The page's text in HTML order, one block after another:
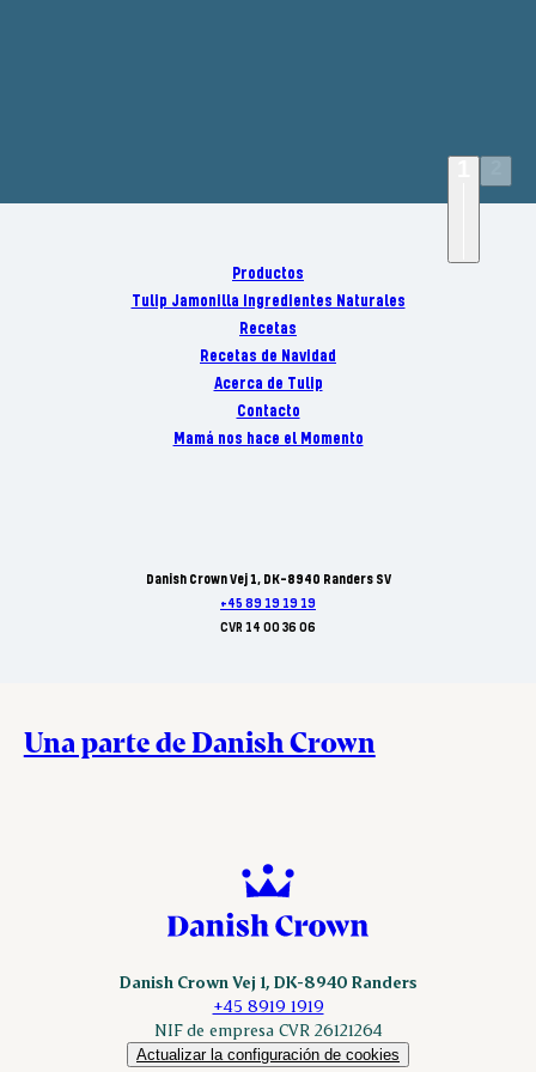
Productos
Tulip Jamonilla Ingredientes Naturales
Recetas
Recetas de Navidad
Acerca de Tulip
Contacto
Mamá nos hace el Momento
Danish Crown Vej 1, DK-8940 Randers SV
+45 89 19 19 19
CVR 14 00 36 06
Una parte de Danish Crown
Danish Crown Vej 1, DK-8940 Randers
+45 8919 1919
NIF de empresa CVR 26121264
Actualizar la configuración de cookies